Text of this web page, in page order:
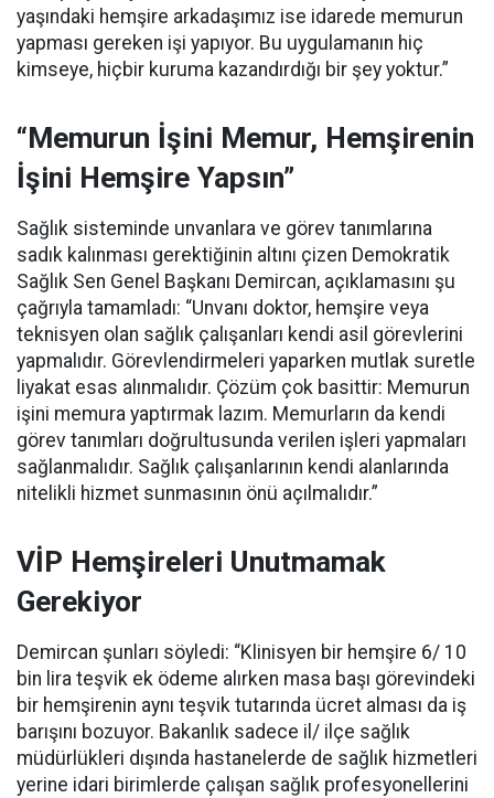
yaşındaki hemşire arkadaşımız ise idarede memurun
yapması gereken işi yapıyor. Bu uygulamanın hiç
kimseye, hiçbir kuruma kazandırdığı bir şey yoktur.”
“Memurun İşini Memur, Hemşirenin
İşini Hemşire Yapsın”
Sağlık sisteminde unvanlara ve görev tanımlarına
sadık kalınması gerektiğinin altını çizen Demokratik
Sağlık Sen Genel Başkanı Demircan, açıklamasını şu
çağrıyla tamamladı: “Unvanı doktor, hemşire veya
teknisyen olan sağlık çalışanları kendi asil görevlerini
yapmalıdır. Görevlendirmeleri yaparken mutlak suretle
liyakat esas alınmalıdır. Çözüm çok basittir: Memurun
işini memura yaptırmak lazım. Memurların da kendi
görev tanımları doğrultusunda verilen işleri yapmaları
sağlanmalıdır. Sağlık çalışanlarının kendi alanlarında
nitelikli hizmet sunmasının önü açılmalıdır.”
VİP Hemşireleri Unutmamak
Gerekiyor
Demircan şunları söyledi: “Klinisyen bir hemşire 6/ 10
bin lira teşvik ek ödeme alırken masa başı görevindeki
bir hemşirenin aynı teşvik tutarında ücret alması da iş
barışını bozuyor. Bakanlık sadece il/ ilçe sağlık
müdürlükleri dışında hastanelerde de sağlık hizmetleri
yerine idari birimlerde çalışan sağlık profesyonellerini